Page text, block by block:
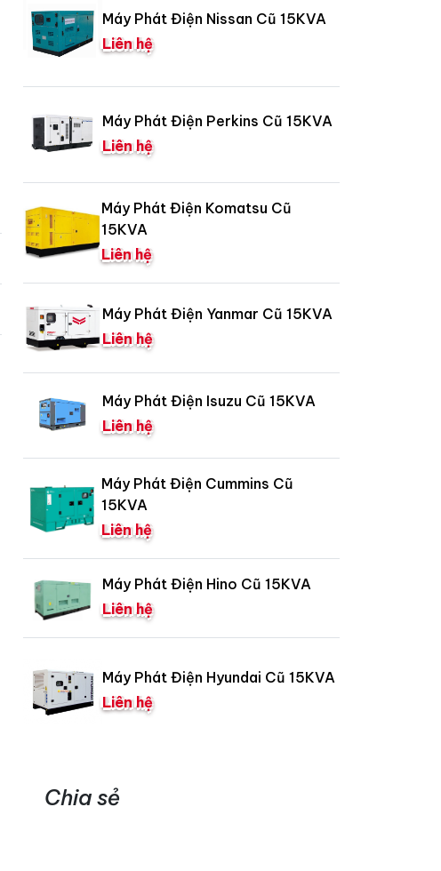
Máy Phát Điện Nissan Cũ 15KVA
Liên hệ
Máy Phát Điện Perkins Cũ 15KVA
Liên hệ
Máy Phát Điện Komatsu Cũ
15KVA
Liên hệ
Máy Phát Điện Yanmar Cũ 15KVA
Liên hệ
Máy Phát Điện Isuzu Cũ 15KVA
Liên hệ
Máy Phát Điện Cummins Cũ
15KVA
Liên hệ
Máy Phát Điện Hino Cũ 15KVA
Liên hệ
Máy Phát Điện Hyundai Cũ 15KVA
Liên hệ
Chia sẻ